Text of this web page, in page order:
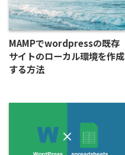
MAMPでwordpressの既存
サイトのローカル環境を作成
する方法